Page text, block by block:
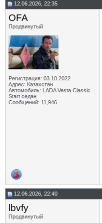
12.06.2026, 22:35
OFA
Продвинутый
Регистрация: 03.10.2022
Адрес: Казахстан
Автомобиль: LADA Vesta Classic
Start седан
Сообщений: 11,946
12.06.2026, 22:40
lbvfy
Продвинутый